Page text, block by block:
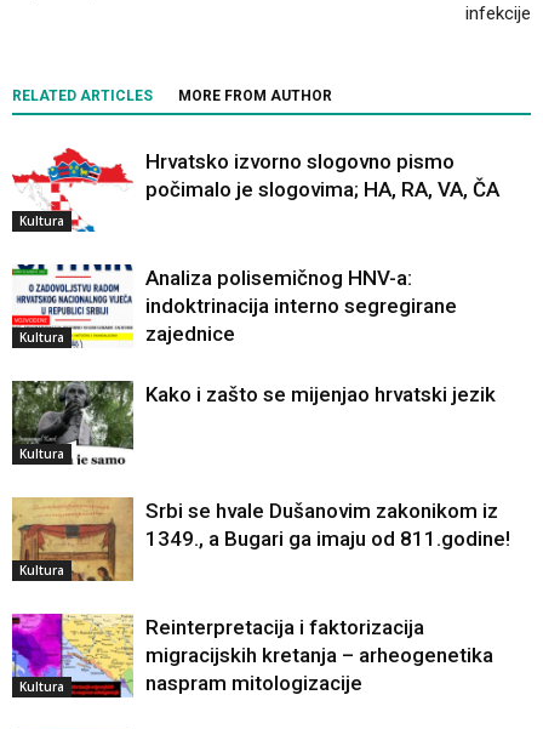
infekcije
RELATED ARTICLES MORE FROM AUTHOR
Kultura
Hrvatsko izvorno slogovno pismo
počimalo je slogovima; HA, RA, VA, ČA
Kultura
Analiza polisemičnog HNV-a:
indoktrinacija interno segregirane
zajednice
Kultura
Kako i zašto se mijenjao hrvatski jezik
Kultura
Srbi se hvale Dušanovim zakonikom iz
1349., a Bugari ga imaju od 811.godine!
Kultura
Reinterpretacija i faktorizacija
migracijskih kretanja – arheogenetika
naspram mitologizacije